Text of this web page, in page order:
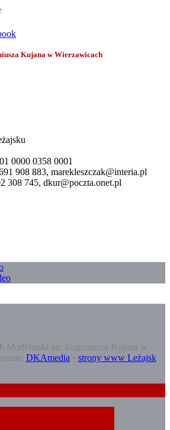
Kujana w Wierzawicach
0000 0358 0001
908 883, marekleszczak@interia.pl
308 745, dkur@poczta.onet.pl
Modelarski im. Eugeniusza Kujana w
DKAmedia • strony www Leżajsk